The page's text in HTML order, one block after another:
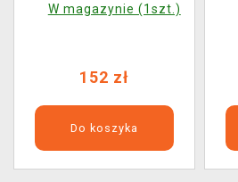
W magazynie (1szt.)
152 zł
Do koszyka